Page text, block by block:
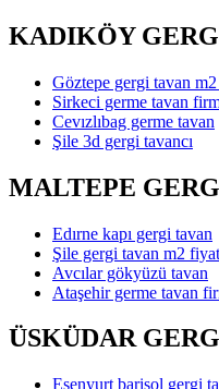
KADIKÖY
Göztepe gergi tavan m2
Sirkeci germe tavan
Cevızlıbag germe tavan
Şile 3d gergi tavancı
MALTEPE
Edırne kapı gergi tavan
Şile gergi tavan m2
Avcılar gökyüzü tavan
Ataşehir germe tavan
ÜSKÜDAR
Esenyurt barisol gergi